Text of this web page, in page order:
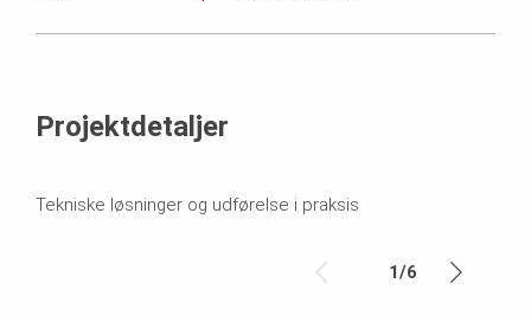
Projektdetaljer
Tekniske løsninger og udførelse i praksis
1/6